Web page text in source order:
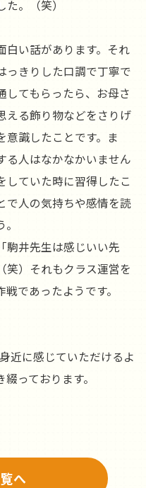
。（笑）
白い話があります。それ
っきりした口調で丁寧で
してもらったら、お母さ
える飾り物などをさりげ
意識したことです。ま
る人はなかなかいません
していた時に習得したこ
で人の気持ちや感情を読
駒井先生は感じいい先
笑）それもクラス運営を
であったようです。
近に感じていただけるよ
っております。
へ